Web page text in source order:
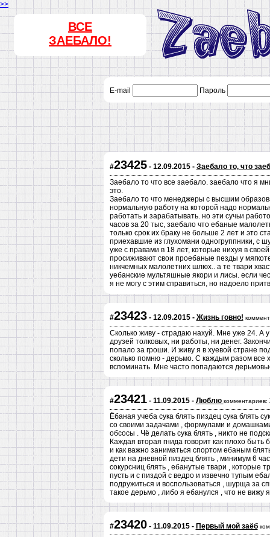
>>
ВСЕ
ЗАЕБАЛО!
E-mail Пароль
#23425- 12.09.2015 - Заебало то, что
Заебало то что все заебало. заебало что я
это.
Заебало то что менеджеры с высшим
нормальную работу на которой надо
работать и зарабатывать. но эти сучьи
часов за 20 тыс, заебало что ебаные
только срок их браку не больше 2 лет и это
приехавшие из глухомани одногруппники, с
уже с правами в 18 лет, которые нихуя в
просиживают свои проебаные пезды у
никчемных малолетних шлюх.. а те твари
уебанские мультяшные якори и лисы. если
я не могу с этим справиться, но надоело
#23423- 12.09.2015 - Жизнь говно!
Сколько живу - страдаю нахуй. Мне уже 24. А
друзей толковых, ни работы, ни денег.
попало за гроши. И живу я в хуевой стране
сколько помню - дерьмо. С каждым разом все
вспоминать. Мне часто попадаются
#23421- 11.09.2015 - Люблю комментариев:
Ёбаная учеба сука блять пиздец сука блять
со своими задачами , формулами и домашками
обсосы . Чё делать сука блять , никто не
Каждая вторая гнида говорит как плохо быть
и как важно заниматься спортом ебаным
дети на дневной пиздец блять , минимум 6
сокурсниц блять , ебанутые твари , которые
пусть и с пиздой с ведро и извечно тупым
подружиться и воспользоваться , шурща за
такое дерьмо , либо я ебанулся , что не вижу
#23420- 11.09.2015 - Первый мой заёб